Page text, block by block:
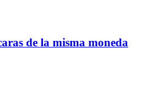
de la misma moneda